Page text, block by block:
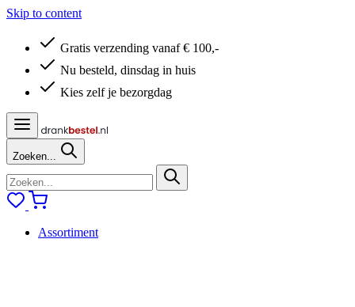
Skip to content
Gratis verzending vanaf € 100,-
Nu besteld, dinsdag in huis
Kies zelf je bezorgdag
Zoeken...
Assortiment